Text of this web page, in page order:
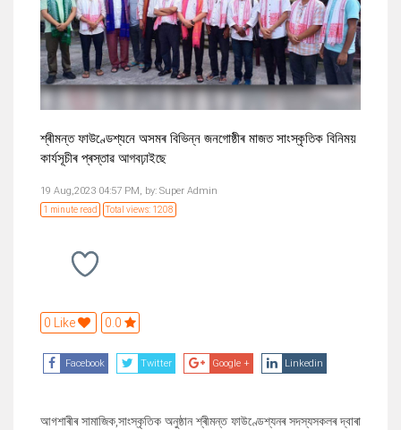
শ্ৰীমন্ত ফাউণ্ডেশ্যনে অসমৰ বিভিন্ন জনগোষ্ঠীৰ মাজত সাংস্কৃতিক বিনিময়
কাৰ্যসূচীৰ প্ৰস্তাৱ আগবঢ়াইছে
19 Aug,2023 04:57 PM, by: Super Admin
1 minute read Total views: 1208
0 Like 0.0
Facebook Twitter Google + Linkedin
আগশাৰীৰ সামাজিক,সাংস্কৃতিক অনুষ্ঠান শ্ৰীমন্ত ফাউণ্ডেশ্যনৰ সদস্যসকলৰ দ্বাৰা